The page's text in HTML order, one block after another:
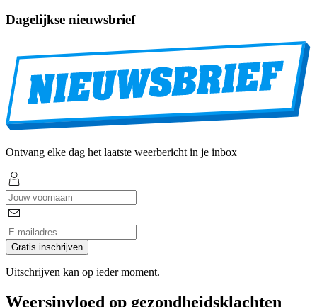
Dagelijkse nieuwsbrief
Ontvang elke dag het laatste weerbericht in je inbox
Gratis inschrijven
Uitschrijven kan op ieder moment.
Weersinvloed op gezondheidsklachten